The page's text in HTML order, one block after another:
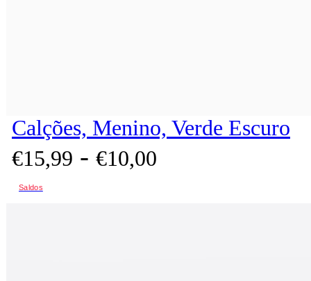
Calções, Menino, Verde Escuro
€15,99 - €10,00
Saldos